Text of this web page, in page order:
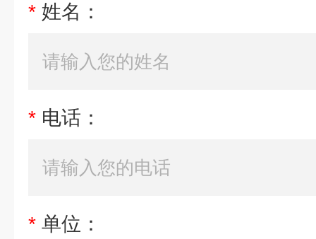
* 姓名：
* 电话：
* 单位：